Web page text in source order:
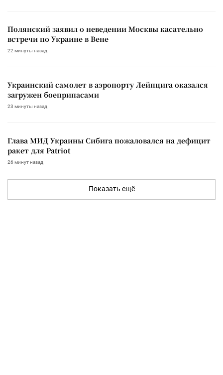
Полянский заявил о неведении Москвы касательно
встречи по Украине в Вене
22 минуты назад
Украинский самолет в аэропорту Лейпцига оказался
загружен боеприпасами
23 минуты назад
Глава МИД Украины Сибига пожаловался на дефицит
ракет для Patriot
26 минут назад
Показать ещё